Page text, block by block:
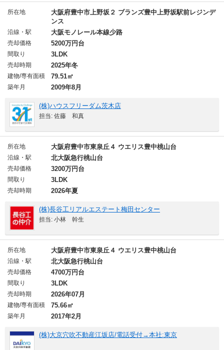
所在地
大阪府豊中市上野坂２ ブランズ豊中上野坂駅前レジンデ
ンス
沿線・駅 大阪モノレール本線少路
売却価格 5200万円台
間取り 3LDK
売却時期 2025年冬
建物/専有面積 79.51㎡
築年月 2009年8月
(株)ハウスフリーダム茨木店
担当: 佐藤 和真
所在地 大阪府豊中市東泉丘４ ウエリス豊中桃山台
沿線・駅 北大阪急行桃山台
売却価格 3200万円台
間取り 3LDK
売却時期 2026年夏
(株)長谷工リアルエステート梅田センター
担当: 小林 幹生
所在地 大阪府豊中市東泉丘４ ウエリス豊中桃山台
沿線・駅 北大阪急行桃山台
売却価格 4700万円台
間取り 3LDK
売却時期 2026年07月
建物/専有面積 75.66㎡
築年月 2017年2月
(株)大京穴吹不動産江坂店/電話受付→本社:東京